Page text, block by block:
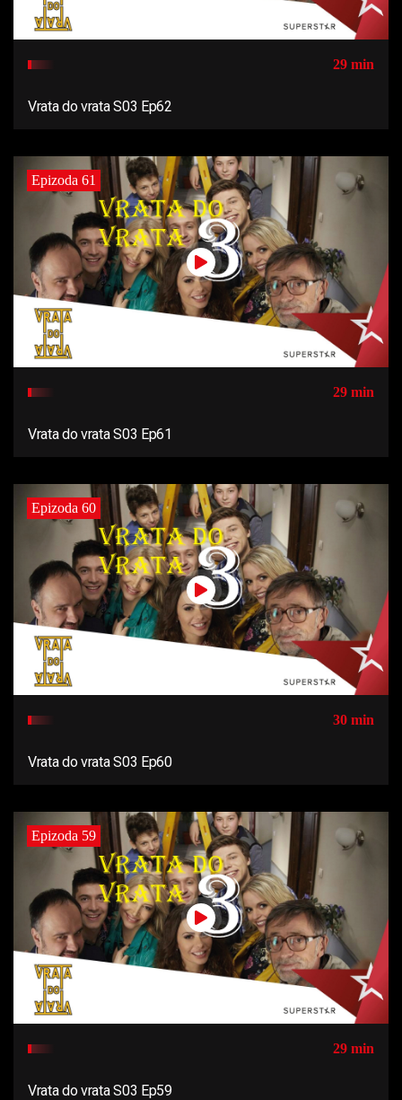
29 min
Vrata do vrata S03 Ep62
Epizoda 61
29 min
Vrata do vrata S03 Ep61
Epizoda 60
30 min
Vrata do vrata S03 Ep60
Epizoda 59
29 min
Vrata do vrata S03 Ep59